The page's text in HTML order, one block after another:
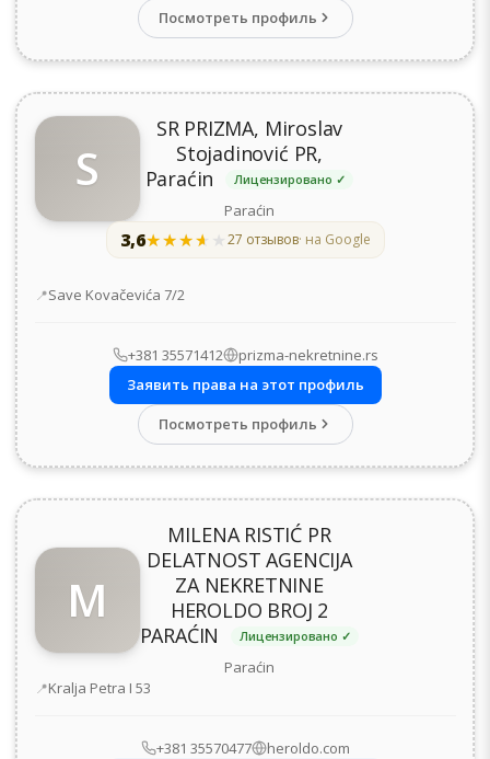
Посмотреть профиль
S
SR PRIZMA, Miroslav
Stojadinović PR,
Paraćin
Лицензировано ✓
Paraćin
3,6★★★★★
★★★★★27 отзывов· на Google
Адрес
Save Kovačevića 7/2
+381 35571412
prizma-nekretnine.rs
Заявить права на этот профиль
Посмотреть профиль
M
MILENA RISTIĆ PR
DELATNOST AGENCIJA
ZA NEKRETNINE
HEROLDO BROJ 2
PARAĆIN
Лицензировано ✓
Paraćin
Адрес
Kralja Petra I 53
+381 35570477
heroldo.com